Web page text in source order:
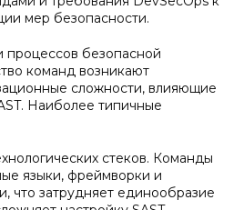
мер безопасности.
безопасной
команд возникают
сложности, влияющие
Наиболее типичные
стеков. Команды
языки, фреймворки и
что затрудняет единообразие